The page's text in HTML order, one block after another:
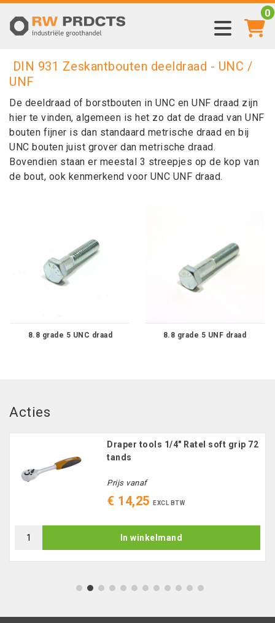
0
DIN 931 Zeskantbouten deeldraad - UNC /
UNF
De deeldraad of borstbouten in UNC en UNF draad zijn
hier te vinden, algemeen is het zo dat de draad van UNF
bouten fijner is dan standaard metrische draad en bij
UNC bouten juist grover dan metrische draad.
Bovendien staan er meestal 3 streepjes op de kop van
de bout, ook kenmerkend voor UNC UNF draad.
8.8 grade 5 UNC draad 8.8 grade 5 UNF draad
Acties
Draper tools 1/4" Ratel soft grip 72
tands
Prijs vanaf
€ 14,25 EXCL BTW
In winkelmand
1 2 3 4 5 6 7 8 9 10 11 12